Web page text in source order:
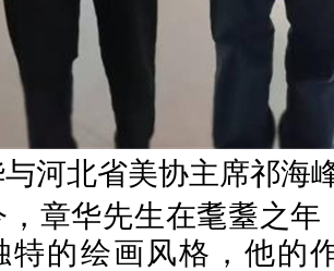
北省美协主席祁海
华先生在耄耋之年
特的绘画风格，他的